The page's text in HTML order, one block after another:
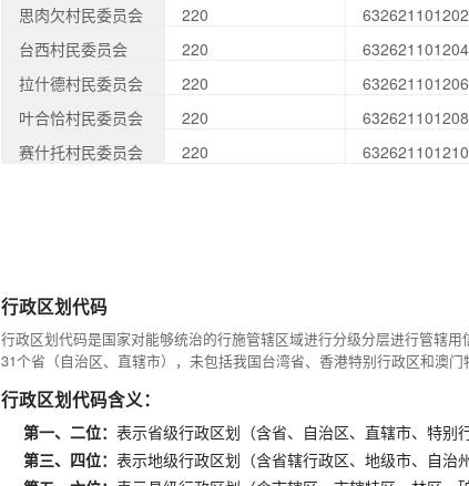
思肉欠村民委员会 220 632621101202
台西村民委员会
220 632621101204
拉什德村民委员会
220 632621101206
叶合恰村民委员会
220 632621101208
赛什托村民委员会
220 632621101210
行政区划代码
行政区划代码是国家对能够统治的行施管辖区域进行分级分层进行管辖
31个省（自治区、直辖市），未包括我国台湾省、香港特别行政区和澳门
行政区划代码含义：
第一、二位： 表示省级行政区划（含省、自治区、直辖市、特别
第三、四位： 表示地级行政区划（含省辖行政区、地级市、自治